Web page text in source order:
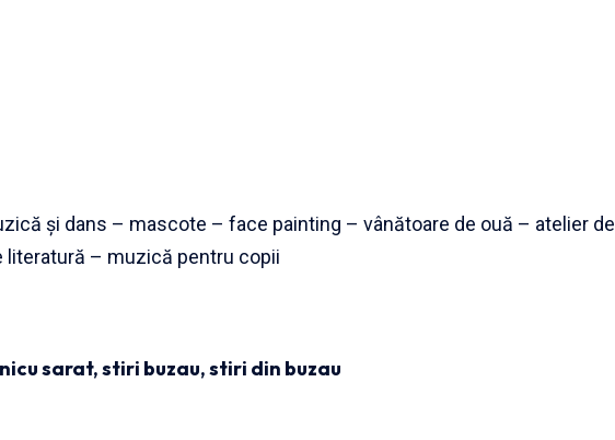
și dans – mascote – face painting – vânătoare de ouă – atelier de
literatură – muzică pentru copii
sarat,stiri buzau,stiri din buzau